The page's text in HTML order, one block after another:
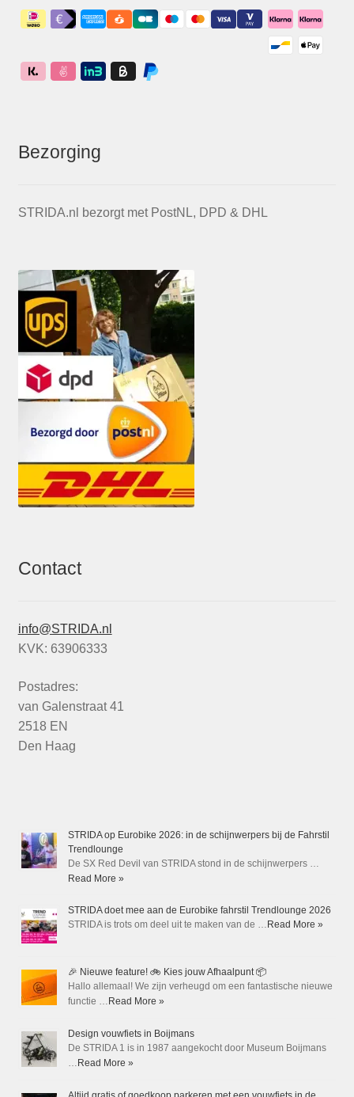
Bezorging
STRIDA.nl bezorgt met PostNL, DPD & DHL
Contact
info@STRIDA.nl
KVK: 63906333
Postadres:
van Galenstraat 41
2518 EN
Den Haag
STRIDA op Eurobike 2026: in de schijnwerpers bij de Fahrstil
Trendlounge
De SX Red Devil van STRIDA stond in de schijnwerpers …
Read More »
STRIDA doet mee aan de Eurobike fahrstil Trendlounge 2026
STRIDA is trots om deel uit te maken van de … Read More »
🎉 Nieuwe feature! 🚲 Kies jouw Afhaalpunt 📦
Hallo allemaal! We zijn verheugd om een fantastische nieuwe
functie … Read More »
Design vouwfiets in Boijmans
De STRIDA 1 is in 1987 aangekocht door Museum Boijmans
… Read More »